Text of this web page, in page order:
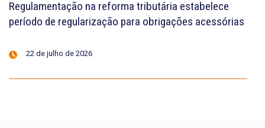
Regulamentação na reforma tributária estabelece
período de regularização para obrigações acessórias
22 de julho de 2026